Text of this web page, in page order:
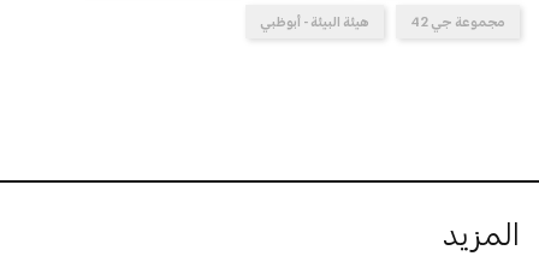
مجموعة جي 42 هيئة البيئة - أبوظبي
المزيد